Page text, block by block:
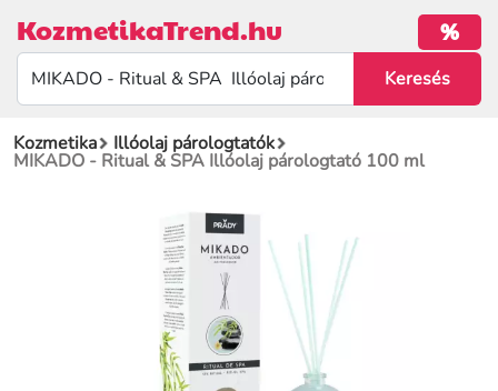
KozmetikaTrend.hu %
Kozmetika Illóolaj párologtatók
MIKADO - Ritual & SPA Illóolaj párologtató 100 ml